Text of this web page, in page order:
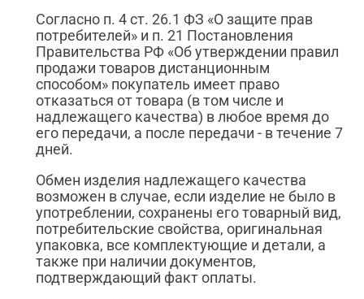
Согласно п. 4 ст. 26.1 ФЗ «О защите прав
потребителей» и п. 21 Постановления
Правительства РФ «Об утверждении правил
продажи товаров дистанционным
способом» покупатель имеет право
отказаться от товара (в том числе и
надлежащего качества) в любое время до
его передачи, а после передачи - в течение 7
дней.
Обмен изделия надлежащего качества
возможен в случае, если изделие не было в
употреблении, сохранены его товарный вид,
потребительские свойства, оригинальная
упаковка, все комплектующие и детали, а
также при наличии документов,
подтверждающий факт оплаты.